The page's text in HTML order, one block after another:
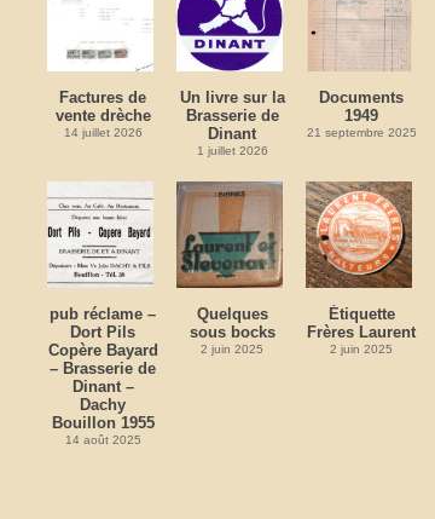
Factures de
vente drèche
14 juillet 2026
Un livre sur la
Brasserie de
Dinant
1 juillet 2026
Documents
1949
21 septembre 2025
pub réclame –
Dort Pils
Copère Bayard
– Brasserie de
Dinant –
Dachy
Bouillon 1955
14 août 2025
Quelques
sous bocks
2 juin 2025
Étiquette
Frères Laurent
2 juin 2025